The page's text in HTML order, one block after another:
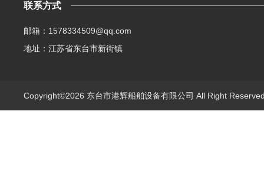
联系方式
邮箱：1578334509@qq.com
地址：江苏省东台市新街镇
Copyright©2026 东台市港辉船舶设备有限公司 All Right